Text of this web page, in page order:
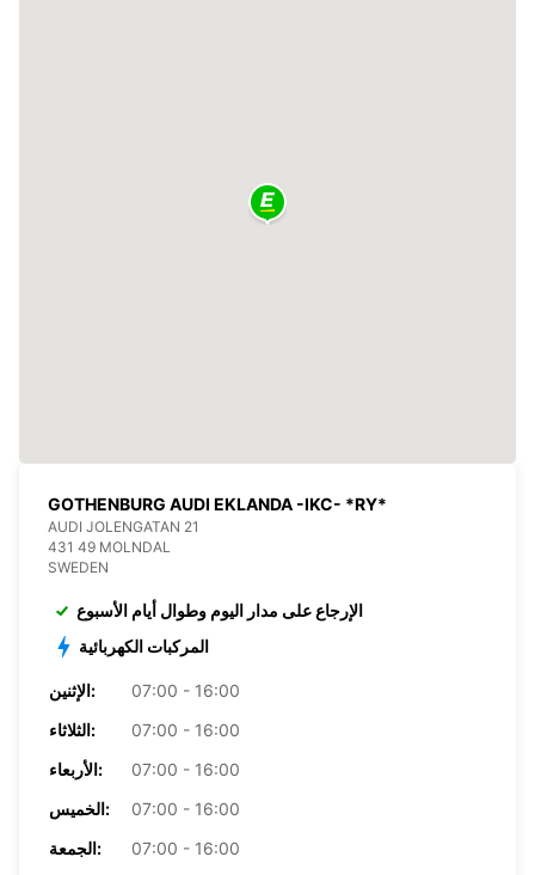
GOTHENBURG AUDI EKLANDA -IKC- *RY*
AUDI JOLENGATAN 21
431 49 MOLNDAL
SWEDEN
الإرجاع على مدار اليوم وطوال أيام الأسبوع
المركبات الكهربائية
الإثنين:
07:00 - 16:00
الثلاثاء:
07:00 - 16:00
الأربعاء:
07:00 - 16:00
الخميس:
07:00 - 16:00
الجمعة:
07:00 - 16:00